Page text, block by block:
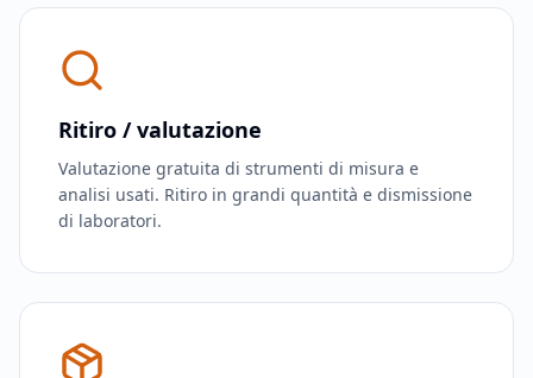
Ritiro / valutazione
Valutazione gratuita di strumenti di misura e
analisi usati. Ritiro in grandi quantità e dismissione
di laboratori.